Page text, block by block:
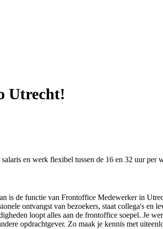
Utrecht!
en werk flexibel tussen de 16 en 32 uur per
is de functie van Frontoffice Medewerker in
ontvangst van bezoekers, staat collega's en
loopt alles aan de frontoffice soepel. Je
opdrachtgever. Zo maak je kennis met